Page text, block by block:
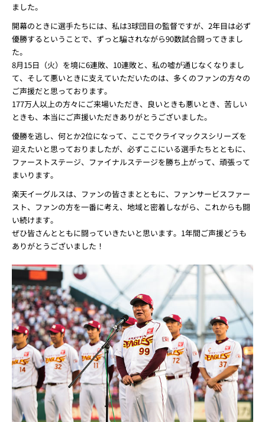
ました。
開幕のときに選手たちには、私は3球団目の監督ですが、2年目は必ず
優勝するということで、ずっと騙されながら90数試合闘ってきまし
た。
8月15日（火）を境に6連敗、10連敗と、私の嘘が通じなくなりまし
て、そして悪いときに支えていただいたのは、多くのファンの方々の
ご声援だと思っております。
177万人以上の方々にご来場いただき、良いときも悪いとき、苦しい
ときも、本当にご声援いただきありがとうございました。
優勝を逃し、何とか2位になって、ここでクライマックスシリーズを
迎えたいと思っておりましたが、必ずここにいる選手たちとともに、
ファーストステージ、ファイナルステージを勝ち上がって、頑張って
まいります。
楽天イーグルスは、ファンの皆さまとともに、ファンサービスファー
スト、ファンの方を一番に考え、地域と密着しながら、これからも闘
い続けます。
ぜひ皆さんとともに闘っていきたいと思います。1年間ご声援どうも
ありがとうございました！